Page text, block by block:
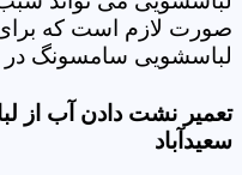
صورت لازم است که برای
لباسشویی سامسونگ در
تعمیر نشت دادن آب از
سعیدآباد